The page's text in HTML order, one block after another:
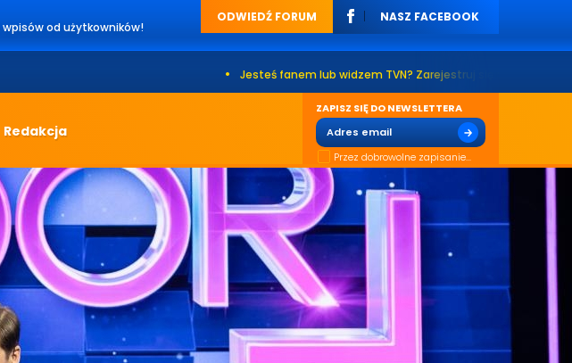
wpisów od użytkowników!
ODWIEDŹ FORUM NASZ FACEBOOK
Jesteś fanem lub widzem TVN? Zarejestruj się na naszym forum. Już
Redakcja
ZAPISZ SIĘ DO NEWSLETTERA
Przez dobrowolne zapisanie...